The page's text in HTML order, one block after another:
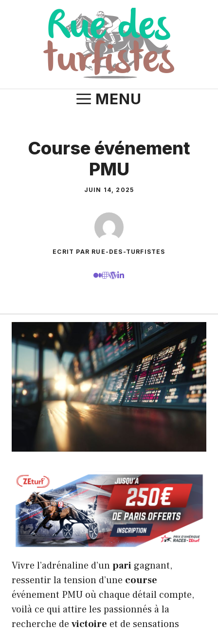
MENU
Course événement
PMU
JUIN 14, 2025
ECRIT PAR RUE-DES-TURFISTES
Vivre l’adrénaline d’unpari gagnant,
ressentir la tension d’une course
événement PMU où chaque détail compte,
voilà ce qui attire les passionnés à la
recherche de victoire et de sensations